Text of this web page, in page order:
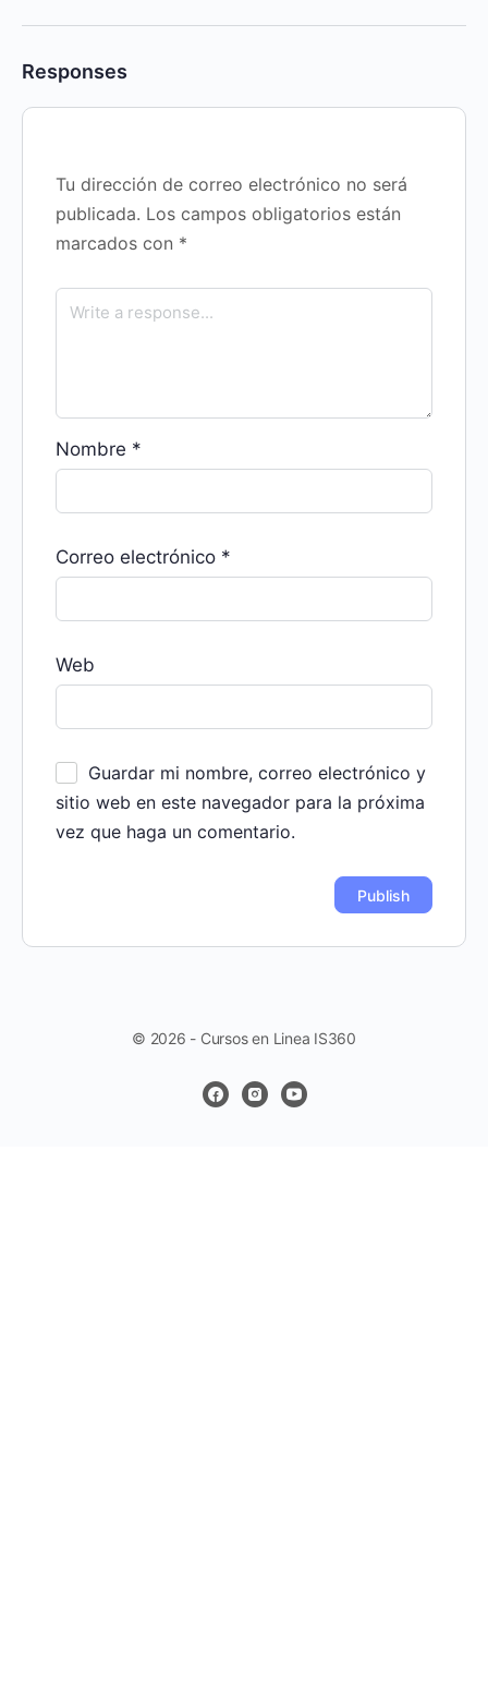
Responses
Tu dirección de correo electrónico no será
publicada. Los campos obligatorios están
marcados con *
Nombre *
Correo electrónico *
Web
Guardar mi nombre, correo electrónico y
sitio web en este navegador para la próxima
vez que haga un comentario.
© 2026 - Cursos en Linea IS360